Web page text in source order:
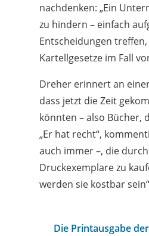
nachdenken: „Ein
zu hindern – einfach
Entscheidungen
Kartellgesetze im Fall
Dreher erinnert an
dass jetzt die Zeit
könnten – also Bücher,
„Er hat recht“,
auch immer –, die
Druckexemplare zu
werden sie kostbar
Die Printausgabe